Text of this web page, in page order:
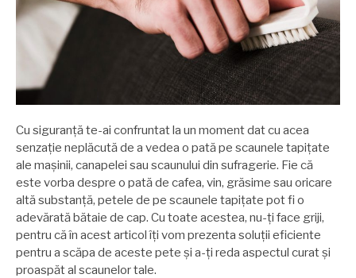
Cu siguranță te-ai confruntat la un moment dat cu acea
senzație neplăcută de a vedea o pată pe scaunele tapițate
ale mașinii, canapelei sau scaunului din sufragerie. Fie că
este vorba despre o pată de cafea, vin, grăsime sau oricare
altă substanță, petele de pe scaunele tapițate pot fi o
adevărată bătaie de cap. Cu toate acestea, nu-ți face griji,
pentru că în acest articol îți vom prezenta soluții eficiente
pentru a scăpa de aceste pete și a-ți reda aspectul curat și
proaspăt al scaunelor tale.